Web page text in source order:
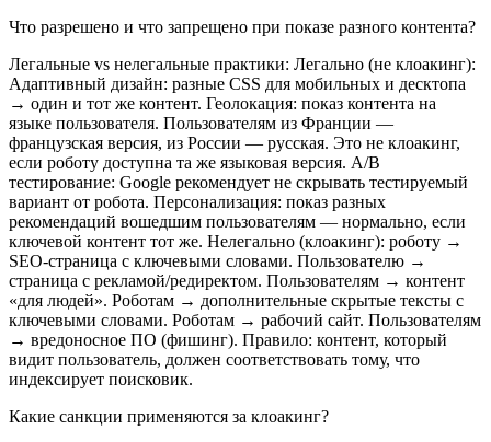
Что разрешено и что запрещено при показе разного контента?
Легальные vs нелегальные практики: Легально (не клоакинг):
Адаптивный дизайн: разные CSS для мобильных и десктопа
→ один и тот же контент. Геолокация: показ контента на
языке пользователя. Пользователям из Франции —
французская версия, из России — русская. Это не клоакинг,
если роботу доступна та же языковая версия. A/B
тестирование: Google рекомендует не скрывать тестируемый
вариант от робота. Персонализация: показ разных
рекомендаций вошедшим пользователям — нормально, если
ключевой контент тот же. Нелегально (клоакинг): роботу →
SEO-страница с ключевыми словами. Пользователю →
страница с рекламой/редиректом. Пользователям → контент
«для людей». Роботам → дополнительные скрытые тексты с
ключевыми словами. Роботам → рабочий сайт. Пользователям
→ вредоносное ПО (фишинг). Правило: контент, который
видит пользователь, должен соответствовать тому, что
индексирует поисковик.
Какие санкции применяются за клоакинг?